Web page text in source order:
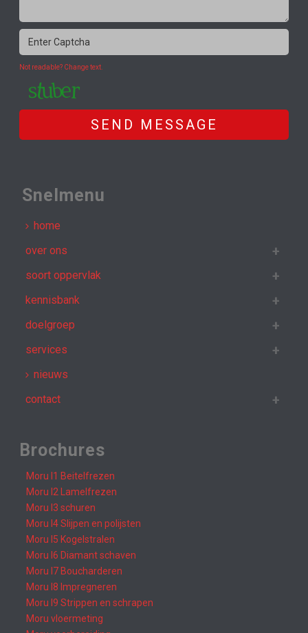
Not readable? Change text.
SEND MESSAGE
Snelmenu
home
over ons
soort oppervlak
kennisbank
doelgroep
services
nieuws
contact
Brochures
Moru I1 Beitelfrezen
Moru I2 Lamelfrezen
Moru I3 schuren
Moru I4 Slijpen en polijsten
Moru I5 Kogelstralen
Moru I6 Diamant schaven
Moru I7 Boucharderen
Moru I8 Impregneren
Moru I9 Strippen en schrapen
Moru vloermeting